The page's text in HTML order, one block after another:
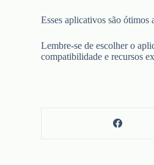
Esses aplicativos são ótimos
Lembre-se de escolher o
compatibilidade e recursos